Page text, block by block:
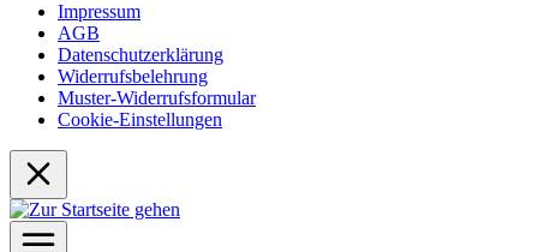
Impressum
AGB
Datenschutzerklärung
Widerrufsbelehrung
Muster-Widerrufsformular
Cookie-Einstellungen